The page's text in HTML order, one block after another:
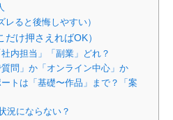
ると後悔しやすい）
け押さえればOK）
内担当」「副業」どれ？
問」か「オンライン中心」か
トは「基礎〜作品」まで？「案
況にならない？